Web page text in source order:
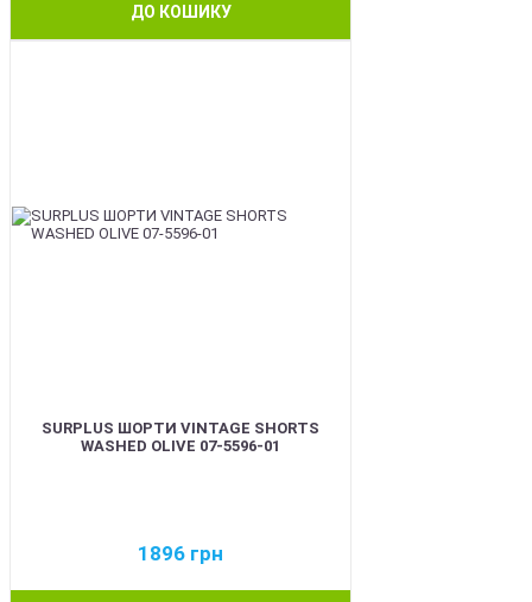
ДО КОШИКУ
SURPLUS ШОРТИ VINTAGE SHORTS
WASHED OLIVE 07-5596-01
1896 грн